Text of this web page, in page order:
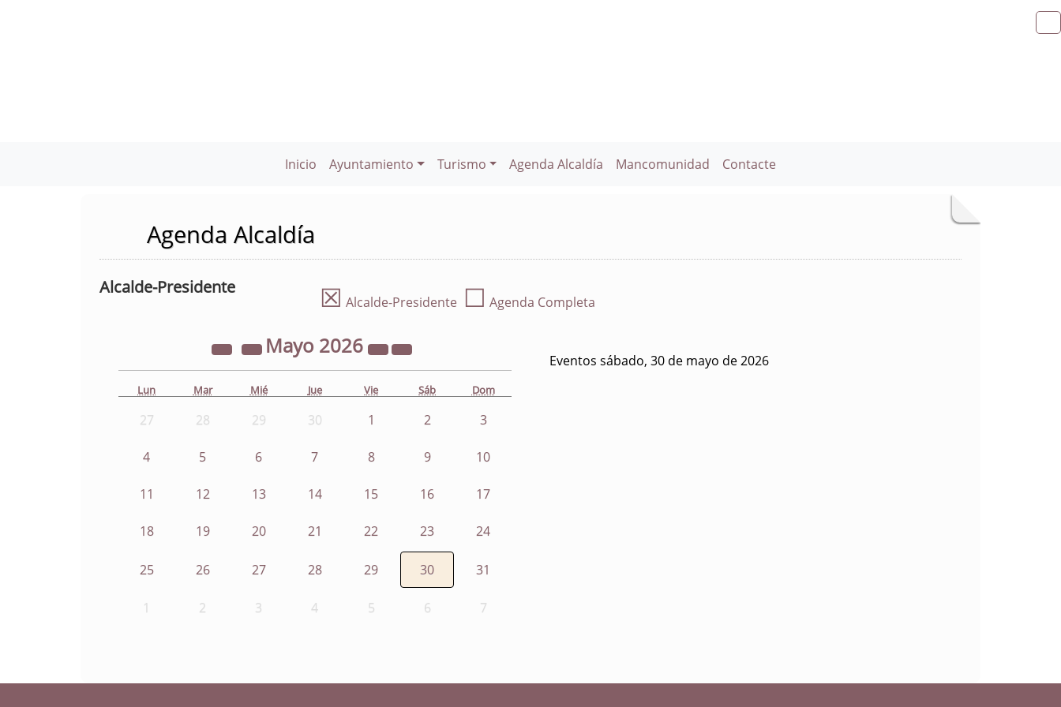
Inicio Ayuntamiento Turismo Agenda Alcaldía Mancomunidad Contacte
Agenda Alcaldía
Alcalde-Presidente ☒ Alcalde-Presidente ☐ Agenda Completa
Mayo 2026
Lun Mar Mié Jue Vie Sáb Dom
27 28 29 30 1 2 3
4 5 6 7 8 9 10
11 12 13 14 15 16 17
18 19 20 21 22 23 24
25 26 27 28 29 30 31
1 2 3 4 5 6 7
Eventos sábado, 30 de mayo de 2026